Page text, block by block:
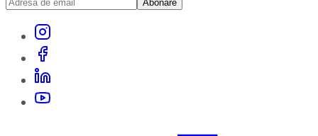
Abonare